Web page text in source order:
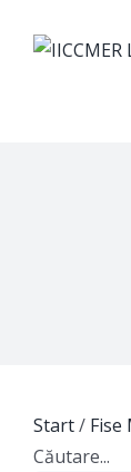
Start/ Fise
Căutare...